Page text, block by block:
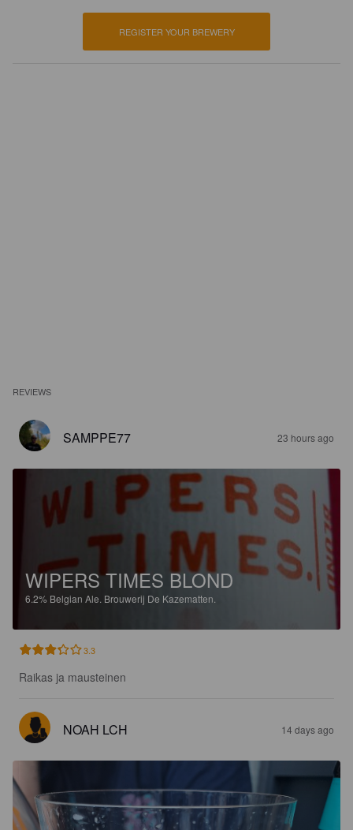
REGISTER YOUR BREWERY
REVIEWS
SAMPPE77 23 hours ago
WIPERS TIMES BLOND
6.2% Belgian Ale. Brouwerij De Kazematten.
3.3
Raikas ja mausteinen
NOAH LCH 14 days ago